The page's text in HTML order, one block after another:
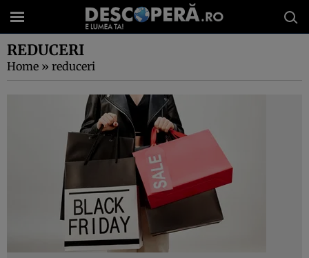
REDUCERI
Home » reduceri